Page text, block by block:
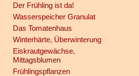
Der Frühling ist da!
Wasserspeicher Granulat
Das Tomatenhaus
Winterhärte, Überwinterung
Eiskrautgewächse,
Mittagsblumen
Frühlingspflanzen